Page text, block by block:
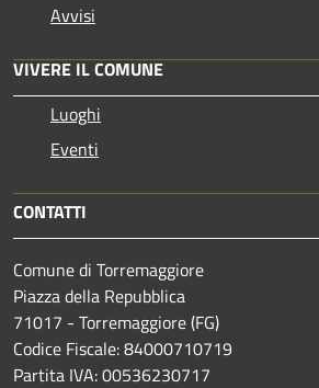
Avvisi
VIVERE IL COMUNE
Luoghi
Eventi
CONTATTI
Comune di Torremaggiore
Piazza della Repubblica
71017 - Torremaggiore (FG)
Codice Fiscale: 84000710719
Partita IVA: 00536230717